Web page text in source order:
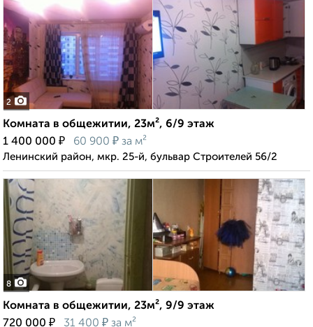
2
Комната в общежитии, 23м², 6/9 этаж
1 400 000 ₽ 60 900 ₽ за м²
Ленинский район, мкр. 25-й, бульвар Строителей 56/2
8
Комната в общежитии, 23м², 9/9 этаж
720 000 ₽ 31 400 ₽ за м²